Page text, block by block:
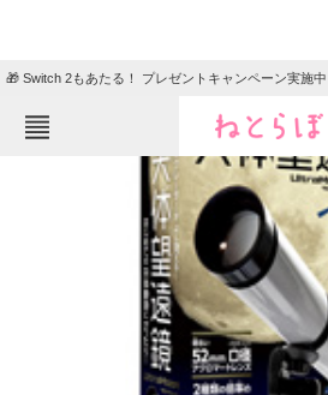
🎁 Switch 2もあたる！ プレゼントキャンペーン実施中
ねとらぼメニュー
クイズ
地域
教育・
リサー